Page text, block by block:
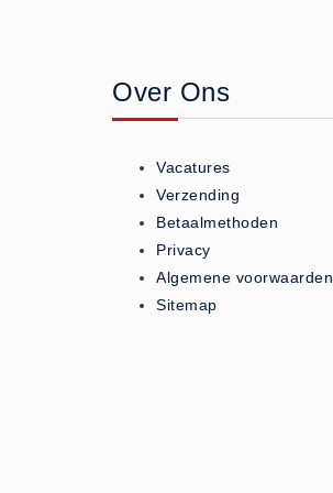
Koud - Warm kompressen (3)
Overige (1)
Teken - Beten sets (5)
Vitamines en mineralen (0)
Eerste Hulp Paneel
Eerste Hulp Paneel (0)
Over Ons
Vacatures
Verzending
Betaalmethoden
Privacy
Algemene voorwaarden
Sitemap